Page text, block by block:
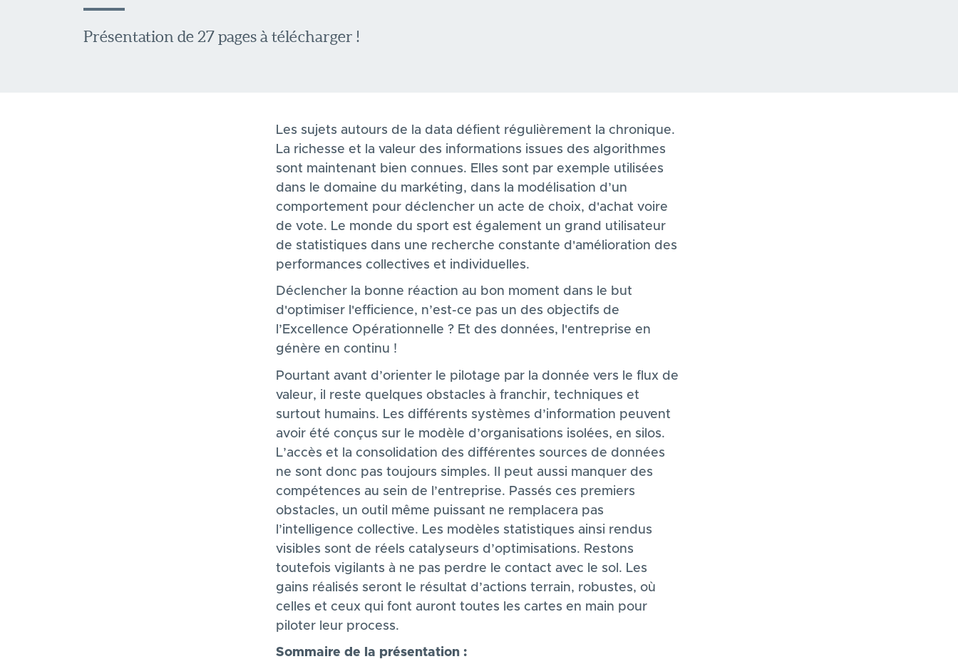
Présentation de 27 pages à télécharger !
Les sujets autours de la data défient régulièrement la chronique.
La richesse et la valeur des informations issues des algorithmes
sont maintenant bien connues. Elles sont par exemple utilisées
dans le domaine du markéting, dans la modélisation d’un
comportement pour déclencher un acte de choix, d'achat voire
de vote. Le monde du sport est également un grand utilisateur
de statistiques dans une recherche constante d'amélioration des
performances collectives et individuelles.
Déclencher la bonne réaction au bon moment dans le but
d'optimiser l'efficience, n’est-ce pas un des objectifs de
l’Excellence Opérationnelle ? Et des données, l'entreprise en
génère en continu !
Pourtant avant d’orienter le pilotage par la donnée vers le flux de
valeur, il reste quelques obstacles à franchir, techniques et
surtout humains. Les différents systèmes d’information peuvent
avoir été conçus sur le modèle d’organisations isolées, en silos.
L’accès et la consolidation des différentes sources de données
ne sont donc pas toujours simples. Il peut aussi manquer des
compétences au sein de l’entreprise. Passés ces premiers
obstacles, un outil même puissant ne remplacera pas
l’intelligence collective. Les modèles statistiques ainsi rendus
visibles sont de réels catalyseurs d’optimisations. Restons
toutefois vigilants à ne pas perdre le contact avec le sol. Les
gains réalisés seront le résultat d’actions terrain, robustes, où
celles et ceux qui font auront toutes les cartes en main pour
piloter leur process.
Sommaire de la présentation :